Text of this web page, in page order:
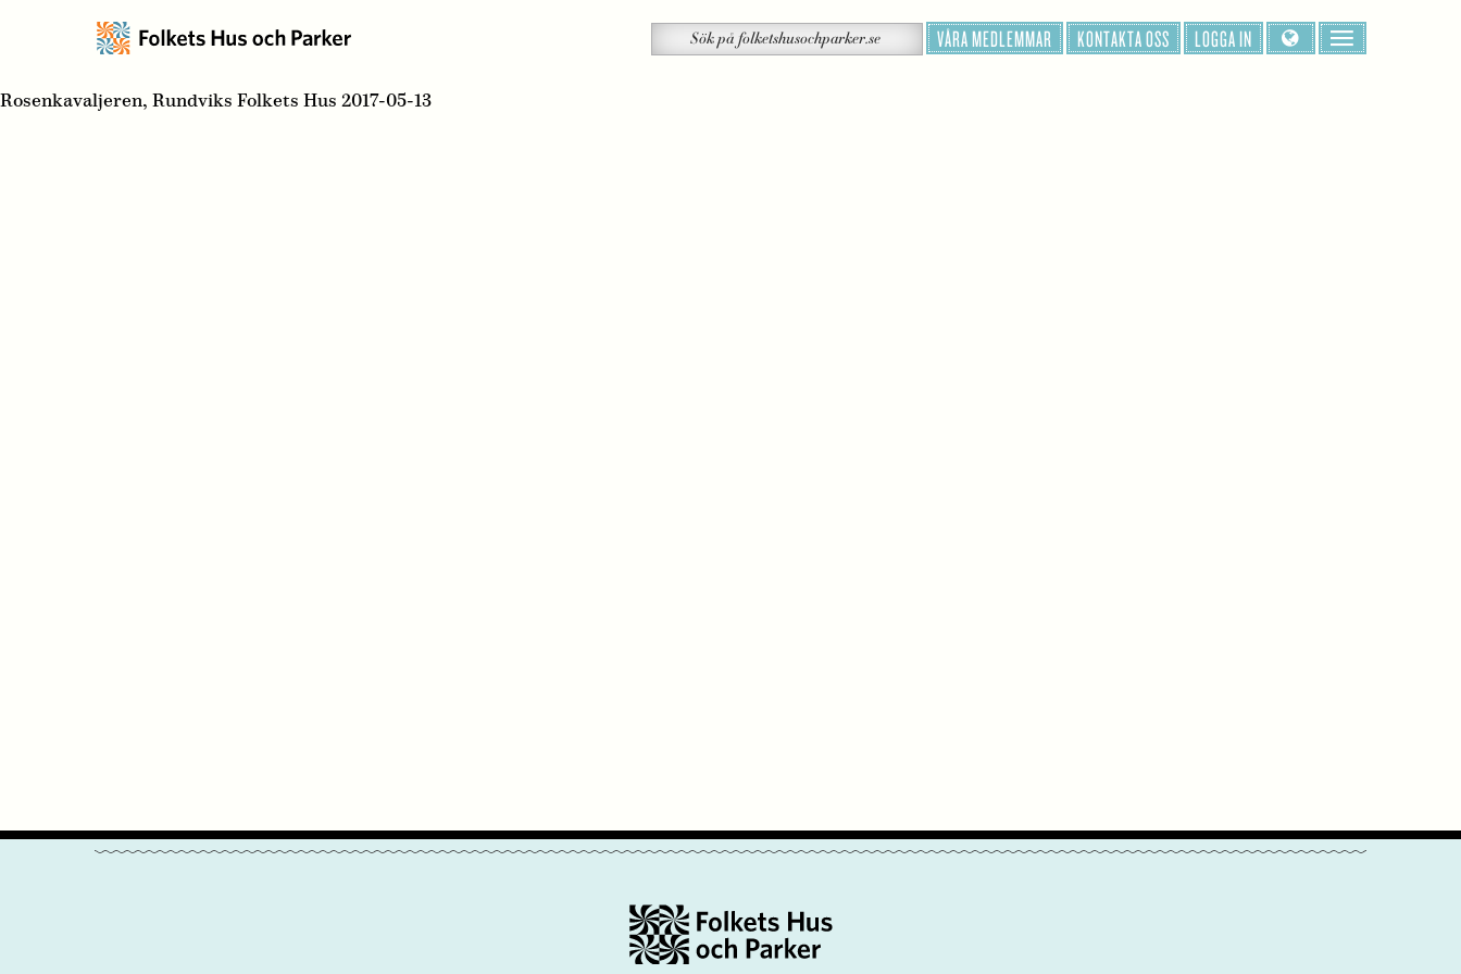
på
Sök VÅRA MEDLEMMAR KONTAKTA OSS LOGGA IN
Rosenkavaljeren, Rundviks Folkets Hus 2017-05-13